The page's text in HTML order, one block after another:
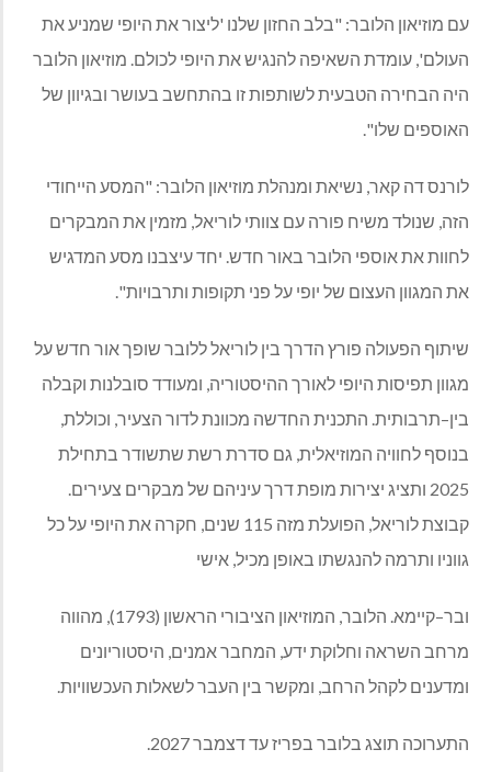
עם מוזיאון הלובר: "בלב החזון שלנו 'ליצור את היופי שמניע את
העולם', עומדת השאיפה להנגיש את היופי לכולם. מוזיאון הלובר
היה הבחירה הטבעית לשותפות זו בהתחשב בעושר ובגיוון של
האוספים שלו".
לורנס דה קאר, נשיאת ומנהלת מוזיאון הלובר: "המסע הייחודי
הזה, שנולד משיח פורה עם צוותי לוריאל, מזמין את המבקרים
לחוות את אוספי הלובר באור חדש. יחד עיצבנו מסע המדגיש
את המגוון העצום של יופי על פני תקופות ותרבויות".
שיתוף הפעולה פורץ הדרך בין לוריאל ללובר שופך אור חדש על
מגוון תפיסות היופי לאורך ההיסטוריה, ומעודד סובלנות וקבלה
בין–תרבותית. התכנית החדשה מכוונת לדור הצעיר, וכוללת,
בנוסף לחוויה המוזיאלית, גם סדרת רשת שתשודר בתחילת
2025 ותציג יצירות מופת דרך עיניהם של מבקרים צעירים.
קבוצת לוריאל, הפועלת מזה שנים, חקרה את היופי על כל
גווניו ותרמה להנגשתו באופן מכיל, אישי
ובר–קיימא. הלובר, המוזיאון הציבורי הראשון (1793),
מהווה
מרחב השראה וחלוקת ידע, המחבר אמנים, היסטוריונים
ומדענים לקהל הרחב, ומקשר בין העבר לשאלות העכשוויות.
התערוכה תוצג בלובר בפריז עד דצמבר